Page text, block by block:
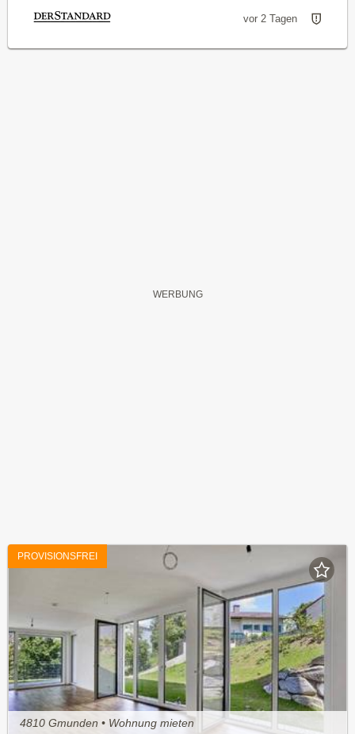
vor 2 Tagen
PROVISIONSFREI
4810 Gmunden • Wohnung mieten